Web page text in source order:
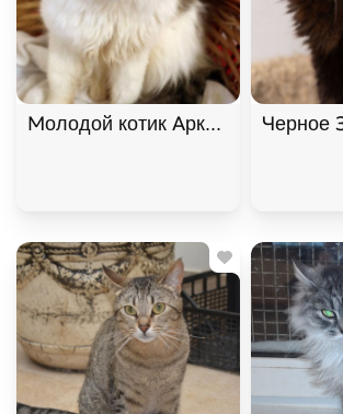
Молодой котик Аркадий вЧерное